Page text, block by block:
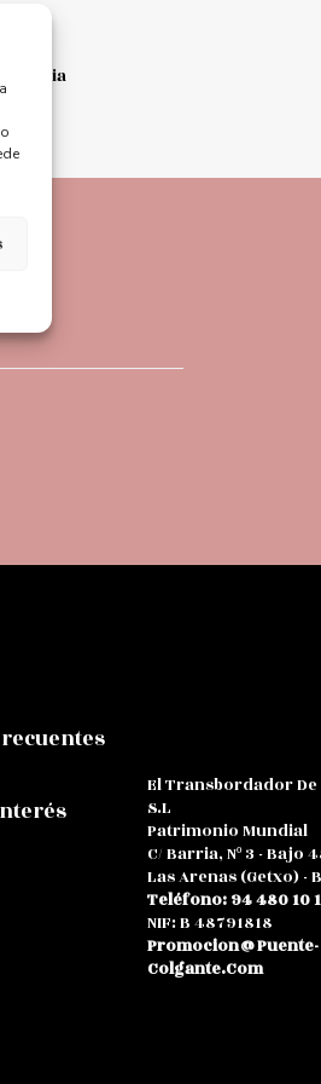
El Transbordador
S.L
Patrimonio Mundial
C/ Barria, Nº 3 - Bajo
Las Arenas (Getxo) -
Teléfono: 94 480 10
NIF: B 48791818
Promocion@puente-
Colgante.com